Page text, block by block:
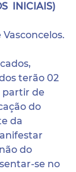
INICIAIS)
terão 02
partir de
do
da
do
se no